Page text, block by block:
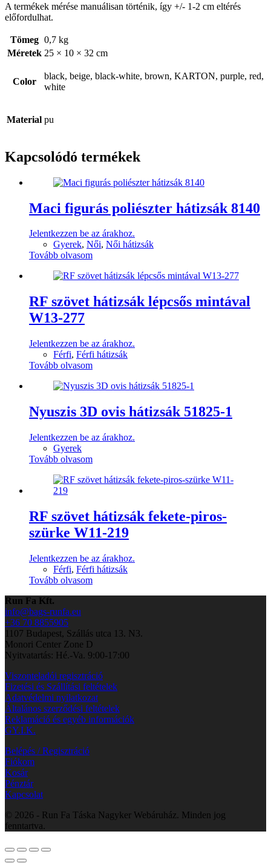
A termékek mérése manuálisan történik, így +/- 1-2 cm eltérés
előfordulhat.
Tömeg 0,7 kg
Méretek 25 × 10 × 32 cm
Color
black, beige, black-white, brown, KARTON, purple, red,
white
Material pu
Kapcsolódó termékek
Maci figurás poliészter hátizsák 8140
Jelentkezzen be az árakhoz.
Gyerek, Női, Női hátizsák
Tovább olvasom
RF szövet hátizsák lépcsős mintával
W13-277
Jelentkezzen be az árakhoz.
Férfi, Férfi hátizsák
Tovább olvasom
Nyuszis 3D ovis hátizsák 51825-1
Jelentkezzen be az árakhoz.
Gyerek
Tovább olvasom
RF szövet hátizsák fekete-piros-
szürke W11-219
Jelentkezzen be az árakhoz.
Férfi, Férfi hátizsák
Tovább olvasom
Run Fa Kft.
info@bags-runfa.eu
+36 70 8855905
1107 Budapest, Szállás utca 13. N3.
Monori Center Zone D
Nyitvatartás: Hé.-Va. 9:00-17:00
Viszonteladói regisztráció
Fizetési és Szállítási feltételek
Adatvédelmi nyilatkozat
Általános szerződési feltételek
Reklamáció és egyéb információk
GY.I.K.
Belépés / Regisztráció
Fiókom
Kosár
Pénztár
Kapcsolat
© 2026 - Run Fa Táska Nagyker Webáruház. Minden jog
fenntartva.